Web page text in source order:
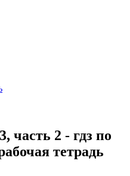
часть 2 - гдз по
тетрадь